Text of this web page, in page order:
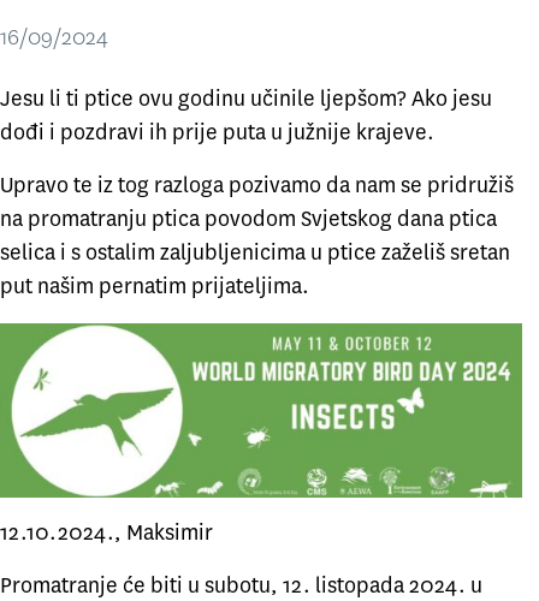
16/09/2024
Jesu li ti ptice ovu godinu učinile ljepšom? Ako jesu
dođi i pozdravi ih prije puta u južnije krajeve.
Upravo te iz tog razloga pozivamo da nam se pridružiš
na promatranju ptica povodom Svjetskog dana ptica
selica i s ostalim zaljubljenicima u ptice zaželiš sretan
put našim pernatim prijateljima.
12.10.2024., Maksimir
Promatranje će biti u subotu, 12. listopada 2024. u